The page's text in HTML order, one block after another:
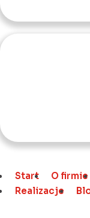
Start O firmie
Realizacje